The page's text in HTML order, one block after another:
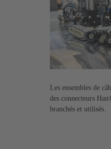
Les ensembles de
des connecteurs
branchés et utilisés.